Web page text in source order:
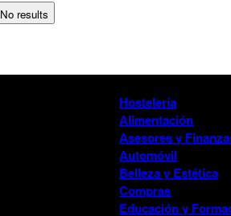
No results
Hostelería
Alimentación
Asesores y
Automóvil
Belleza y Estética
Compras
Educación y